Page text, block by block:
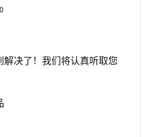
决了！我们将认真听取您